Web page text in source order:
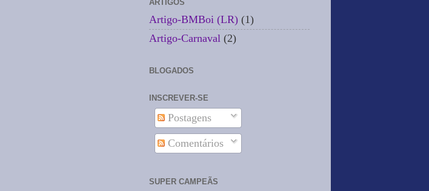
ARTIGOS
Artigo-BMBoi (LR) (1)
Artigo-Carnaval (2)
BLOGADOS
INSCREVER-SE
Postagens
Comentários
SUPER CAMPEÃS